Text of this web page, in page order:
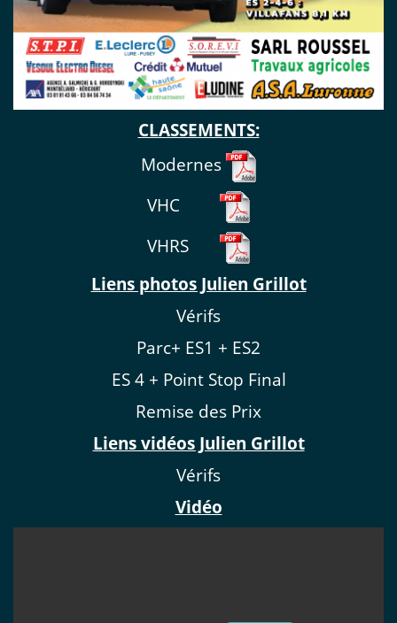
CLASSEMENTS:
Modernes
VHC
VHRS
Liens photos Julien Grillot
Vérifs
Parc+ ES1 + ES2
ES 4 + Point Stop Final
Remise des Prix
Liens vidéos Julien Grillot
Vérifs
Vidéo